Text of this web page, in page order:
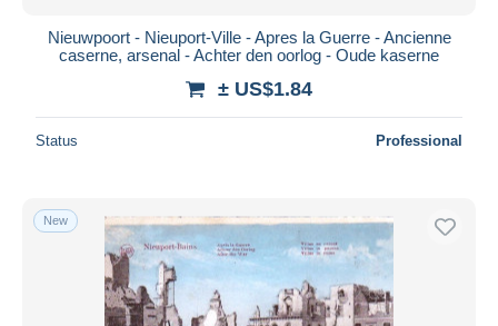
Nieuwpoort - Nieuport-Ville - Apres la Guerre - Ancienne
caserne, arsenal - Achter den oorlog - Oude kaserne
± US$1.84
Status Professional
New